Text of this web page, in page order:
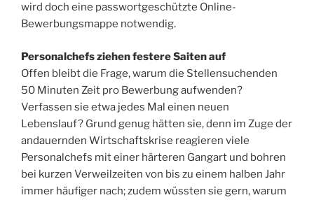
wird doch eine passwortgeschützte Online-
Bewerbungsmappe notwendig.
Personalchefs ziehen festere Saiten auf
Offen bleibt die Frage, warum die Stellensuchenden
50 Minuten Zeit pro Bewerbung aufwenden?
Verfassen sie etwa jedes Mal einen neuen
Lebenslauf? Grund genug hätten sie, denn im Zuge der
andauernden Wirtschaftskrise reagieren viele
Personalchefs mit einer härteren Gangart und bohren
bei kurzen Verweilzeiten von bis zu einem halben Jahr
immer häufiger nach; zudem wüssten sie gern, warum